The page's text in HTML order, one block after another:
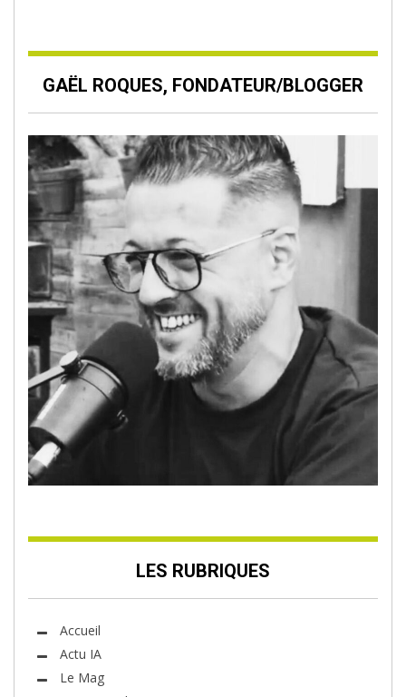
GAËL ROQUES, FONDATEUR/BLOGGER
LES RUBRIQUES
Accueil
Actu IA
Le Mag